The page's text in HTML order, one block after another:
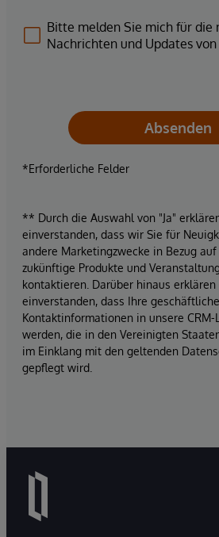
Bitte melden Sie mich für die
Nachrichten und Updates
Absenden
*Erforderliche Felder
** Durch die Auswahl von "Ja"
einverstanden, dass wir Sie für
andere Marketingzwecke in Bezug
zukünftige Produkte und
kontaktieren. Darüber hinaus
einverstanden, dass Ihre
Kontaktinformationen in unsere CRM-
werden, die in den Vereinigten
im Einklang mit den geltenden
gepflegt wird.